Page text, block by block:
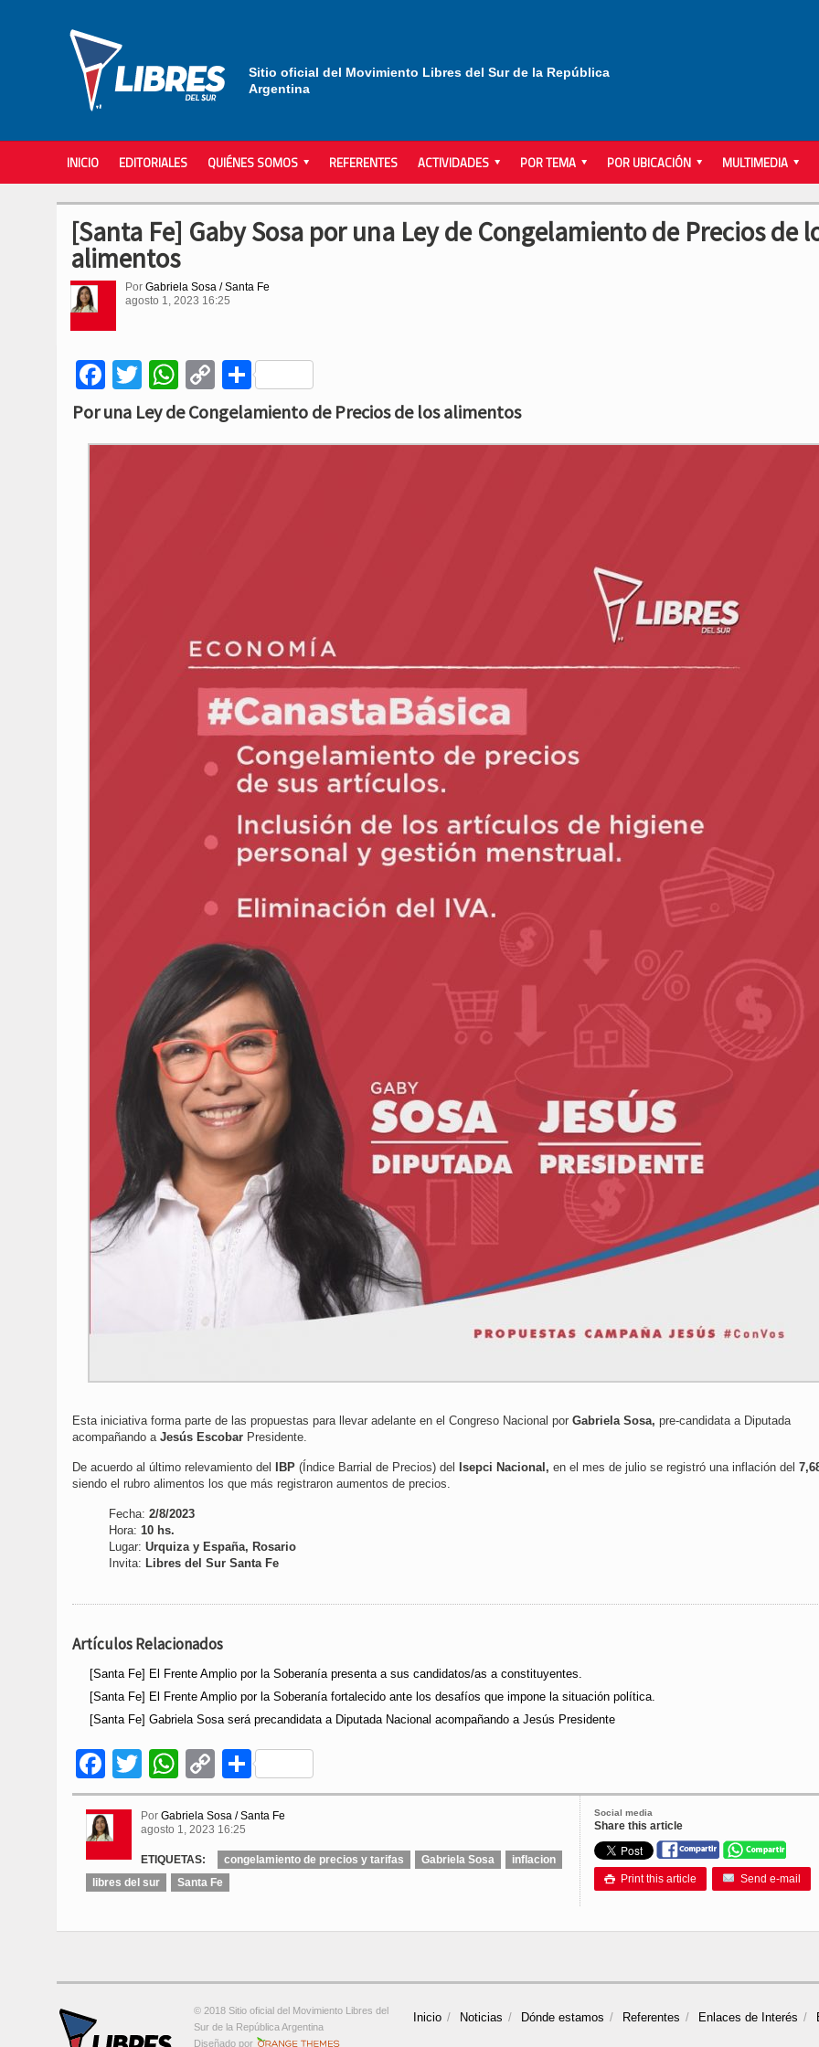
Sitio oficial del Movimiento Libres del Sur de la República
Argentina
INICIO EDITORIALES QUIÉNES SOMOS REFERENTES ACTIVIDADES POR TEMA POR UBICACIÓN MULTIMEDIA
[Santa Fe] Gaby Sosa por una Ley de Congelamiento de Precios de
alimentos
Por Gabriela Sosa / Santa Fe
agosto 1, 2023 16:25
Facebook
TwitterWhatsApp
Copy
Link
Compartir
Por una Ley de Congelamiento de Precios de los alimentos
Esta iniciativa forma parte de las propuestas para llevar adelante en el Congreso Nacional por Gabriela Sosa, pre-candidata a Diputada
acompañando a Jesús Escobar Presidente.
De acuerdo al último relevamiento del IBP (Índice Barrial de Precios) del Isepci Nacional, en el mes de julio se registró una inflación del
siendo el rubro alimentos los que más registraron aumentos de precios.
Fecha: 2/8/2023
Hora: 10 hs.
Lugar: Urquiza y España, Rosario
Invita: Libres del Sur Santa Fe
Artículos Relacionados
[Santa Fe] El Frente Amplio por la Soberanía presenta a sus candidatos/as a constituyentes.
[Santa Fe] El Frente Amplio por la Soberanía fortalecido ante los desafíos que impone la situación política.
[Santa Fe] Gabriela Sosa será precandidata a Diputada Nacional acompañando a Jesús Presidente
Facebook
TwitterWhatsApp
Copy
Link
Compartir
Social media
Share this article
 Print this article Send e-mail
Por Gabriela Sosa / Santa Fe
agosto 1, 2023 16:25
ETIQUETAS: congelamiento de precios y tarifas Gabriela Sosa
inflacion
libres del sur
Santa Fe
Inicio Noticias Dónde estamos Referentes Enlaces de Interés
© 2018 Sitio oficial del Movimiento Libres del
Sur de la República Argentina
Diseñado por
Orange-Themes.com